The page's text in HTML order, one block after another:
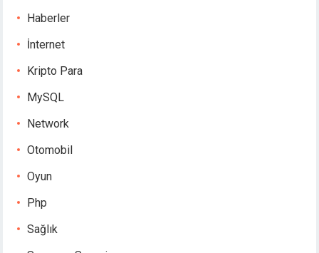
Haberler
İnternet
Kripto Para
MySQL
Network
Otomobil
Oyun
Php
Sağlık